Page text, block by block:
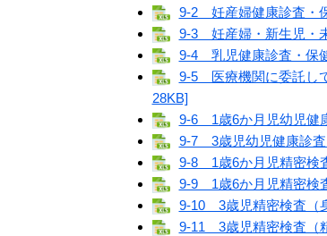
9-2 妊産婦健康診査・
9-3 妊産婦・新生児・
9-4 乳児健康診査・保
9-5 医療機関に委託し
28KB]
9-6 1歳6か月児幼児健
9-7 3歳児幼児健康診査
9-8 1歳6か月児精密検
9-9 1歳6か月児精密検
9-10 3歳児精密検査（
9-11 3歳児精密検査（